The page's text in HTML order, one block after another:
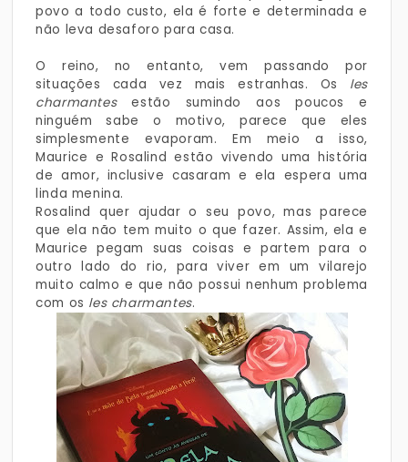
povo a todo custo, ela é forte e determinada e
não leva desaforo para casa.
O reino, no entanto, vem passando por
situações cada vez mais estranhas. Os les
charmantesestão sumindo aos poucos e
ninguém sabe o motivo, parece que eles
simplesmente evaporam. Em meio a isso,
Maurice e Rosalind estão vivendo uma história
de amor, inclusive casaram e ela espera uma
linda menina.
Rosalind quer ajudar o seu povo, mas parece
que ela não tem muito o que fazer. Assim, ela e
Maurice pegam suas coisas e partem para o
outro lado do rio, para viver em um vilarejo
muito calmo e que não possui nenhum problema
com os les charmantes.